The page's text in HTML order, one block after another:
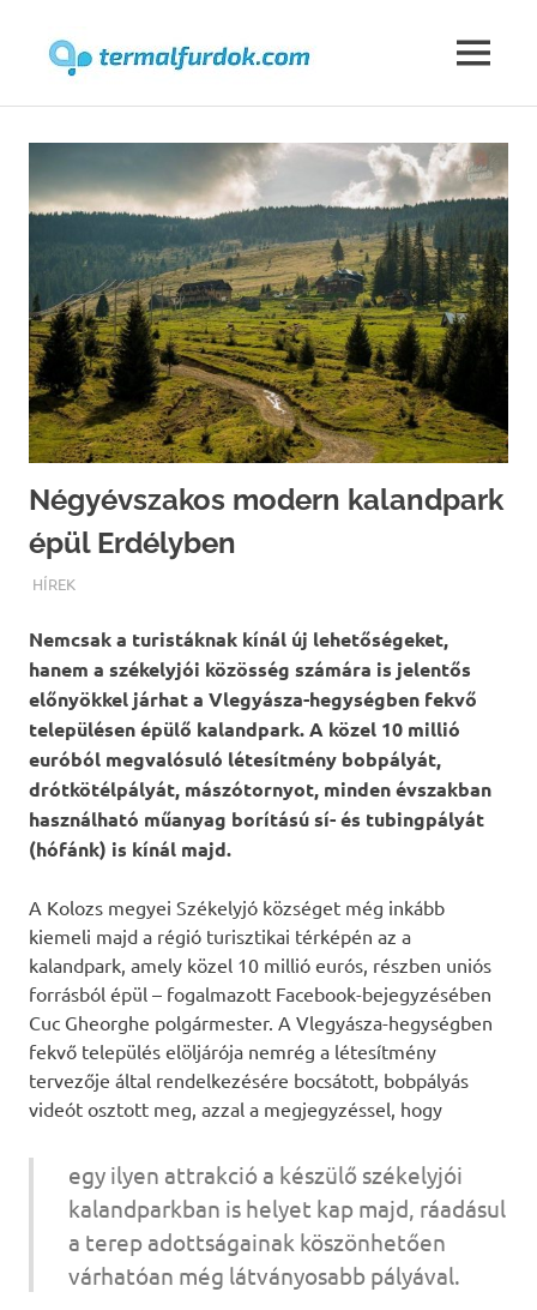
content
MENU
Négyévszakos modern kalandpark
épül Erdélyben
TERMALFURDOK.COM
HÍREK
Nemcsak a turistáknak kínál új lehetőségeket,
hanem a székelyjói közösség számára is jelentős
előnyökkel járhat a Vlegyásza-hegységben fekvő
településen épülő kalandpark. A közel 10 millió
euróból megvalósuló létesítmény bobpályát,
drótkötélpályát, mászótornyot, minden évszakban
használható műanyag borítású sí- és tubingpályát
(hófánk) is kínál majd.
A Kolozs megyei Székelyjó községet még inkább
kiemeli majd a régió turisztikai térképén az a
kalandpark, amely közel 10 millió eurós, részben uniós
forrásból épül – fogalmazott Facebook-bejegyzésében
Cuc Gheorghe polgármester. A Vlegyásza-hegységben
fekvő település elöljárója nemrég a létesítmény
tervezője által rendelkezésére bocsátott, bobpályás
videót osztott meg, azzal a megjegyzéssel, hogy
egy ilyen attrakció a készülő székelyjói
kalandparkban is helyet kap majd, ráadásul
a terep adottságainak köszönhetően
várhatóan még látványosabb pályával.